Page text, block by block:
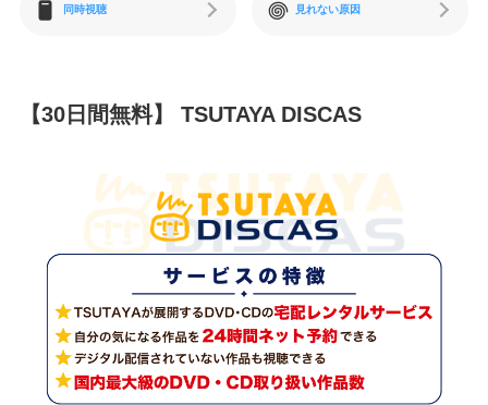
同時視聴 見れない原因
【30日間無料】 TSUTAYA DISCAS